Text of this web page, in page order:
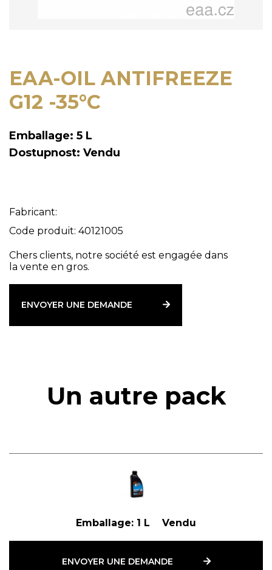
EAA-OIL ANTIFREEZE
G12 -35°C
Emballage: 5 L
Dostupnost: Vendu
Fabricant:
Code produit: 40121005
Chers clients, notre société est engagée dans
la vente en gros.
ENVOYER UNE DEMANDE
Un autre pack
Emballage: 1 L Vendu
ENVOYER UNE DEMANDE